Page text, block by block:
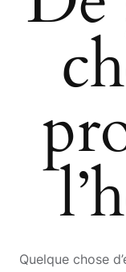
Quelque chose